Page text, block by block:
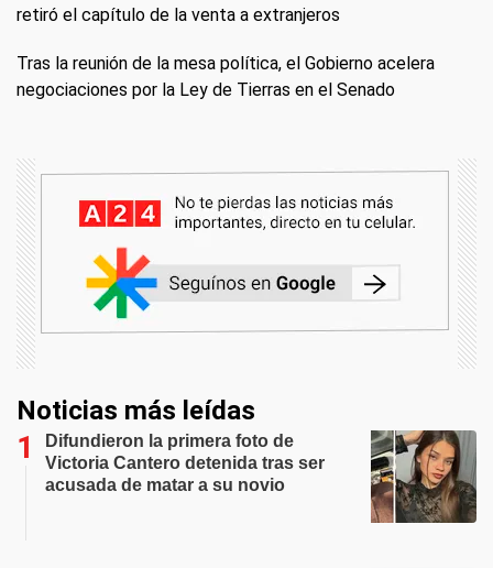
retiró el capítulo de la venta a extranjeros
Tras la reunión de la mesa política, el Gobierno acelera
negociaciones por la Ley de Tierras en el Senado
Noticias más leídas
Difundieron la primera foto de
Victoria Cantero detenida tras ser
acusada de matar a su novio